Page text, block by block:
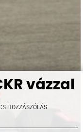
vázzal
HOZZÁSZÓLÁS